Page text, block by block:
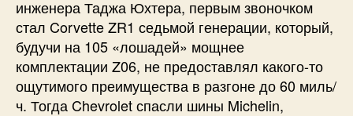
инженера Таджа Юхтера, первым звоночком
стал Corvette ZR1 седьмой генерации, который,
будучи на 105 «лошадей» мощнее
комплектации Z06, не предоставлял какого-то
ощутимого преимущества в разгоне до 60 миль/
ч. Тогда Chevrolet спасли шины Michelin,